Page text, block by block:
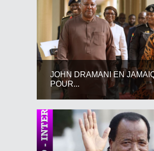
JOHN DRAMANI EN
POUR...